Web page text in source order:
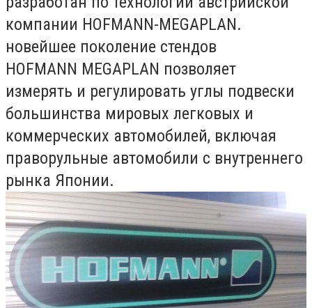
компании HOFMANN-MEGAPLAN.
новейшее поколение стендов
HOFMANN MEGAPLAN позволяет
измерять и регулировать углы подвески
большинства мировых легковых и
коммерческих автомобилей, включая
праворульные автомобили с внутреннего
рынка Японии.